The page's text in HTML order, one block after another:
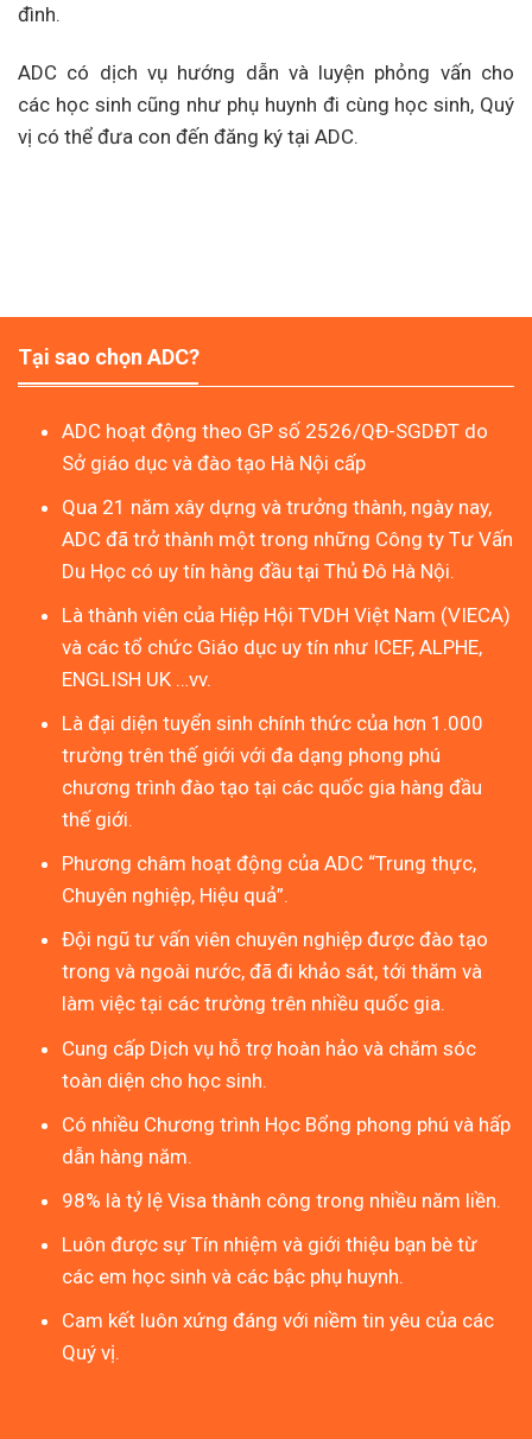
đình.
ADC có dịch vụ hướng dẫn và luyện phỏng vấn cho
các học sinh cũng như phụ huynh đi cùng học sinh, Quý
vị có thể đưa con đến đăng ký tại ADC.
Tại sao chọn ADC?
ADC hoạt động theo GP số 2526/QĐ-SGDĐT do
Sở giáo dục và đào tạo Hà Nội cấp
Qua 21 năm xây dựng và trưởng thành, ngày nay,
ADC đã trở thành một trong những Công ty Tư Vấn
Du Học có uy tín hàng đầu tại Thủ Đô Hà Nội.
Là thành viên của Hiệp Hội TVDH Việt Nam (VIECA)
và các tổ chức Giáo dục uy tín như ICEF, ALPHE,
ENGLISH UK …vv.
Là đại diện tuyển sinh chính thức của hơn 1.000
trường trên thế giới với đa dạng phong phú
chương trình đào tạo tại các quốc gia hàng đầu
thế giới.
Phương châm hoạt động của ADC “Trung thực,
Chuyên nghiệp, Hiệu quả”.
Đội ngũ tư vấn viên chuyên nghiệp được đào tạo
trong và ngoài nước, đã đi khảo sát, tới thăm và
làm việc tại các trường trên nhiều quốc gia.
Cung cấp Dịch vụ hỗ trợ hoàn hảo và chăm sóc
toàn diện cho học sinh.
Có nhiều Chương trình Học Bổng phong phú và hấp
dẫn hàng năm.
98% là tỷ lệ Visa thành công trong nhiều năm liền.
Luôn được sự Tín nhiệm và giới thiệu bạn bè từ
các em học sinh và các bậc phụ huynh.
Cam kết luôn xứng đáng với niềm tin yêu của các
Quý vị.